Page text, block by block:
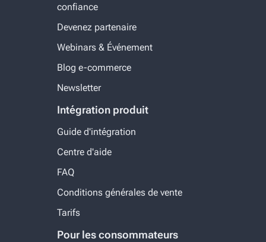
confiance
Devenez partenaire
Webinars & Événement
Blog e-commerce
Newsletter
Intégration produit
Guide d'intégration
Centre d'aide
FAQ
Conditions générales de vente
Tarifs
Pour les consommateurs